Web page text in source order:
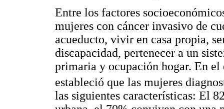
Entre los factores
mujeres con cáncer invasivo de
acueducto, vivir en casa propia,
discapacidad, pertenecer a un
primaria y ocupación hogar. En
estableció que las mujeres
las siguientes características: El